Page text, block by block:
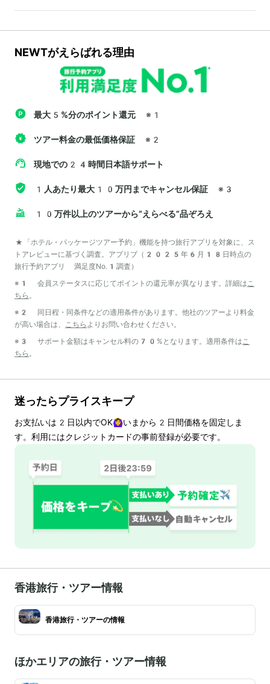
NEWTがえらばれる理由
最大5%分のポイント還元 ※1
ツアー料金の最低価格保証 ※2
現地での24時間日本語サポート
1人あたり最大10万円までキャンセル保証 ※3
10万件以上のツアーから“えらべる”品ぞろえ
*「ホテル・パッケージツアー予約」機能を持つ旅行アプリを対象に、ス
トアレビューに基づく調査。アプリブ（2025年6月18日時点の
旅行予約アプリ 満足度No.1調査）
※1 会員ステータスに応じてポイントの還元率が異なります。詳細は こ
ちら 。
※2 同日程・同条件などの適用条件があります。他社のツアーより料金
が高い場合は、
こちら よりお問い合わせください。
※3 サポート金額はキャンセル料の70%となります。適用条件は こ
ちら 。
迷ったらプライスキープ
お支払いは 2 日以内でOK🙆‍♀️いまから 2 日間価格を固定しま
す。利用にはクレジットカードの事前登録が必要です。
香港旅行・ツアー情報
香港旅行・ツアーの情報
ほかエリアの旅行・ツアー情報